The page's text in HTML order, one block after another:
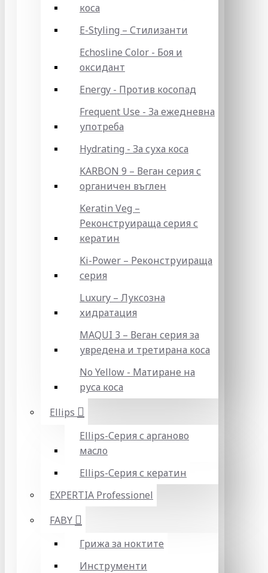
коса
E-Styling – Стилизанти
Echosline Color - Боя и
оксидант
Energy - Против косопад
Frequent Use - За ежедневна
употреба
Hydrating - За суха коса
KARBON 9 – Веган серия с
органичен въглен
Keratin Veg –
Реконструираща серия с
кератин
Ki-Power – Реконструираща
серия
Luxury – Луксозна
хидратация
MAQUI 3 – Веган серия за
увредена и третирана коса
No Yellow - Матиране на
руса коса
Ellips
Ellips-Серия с арганово
масло
Ellips-Серия с кератин
EXPERTIA Professionel
FABY
Грижа за ноктите
Инструменти